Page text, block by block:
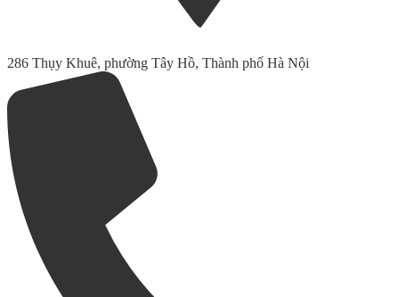
286 Thụy Khuê, phường Tây Hồ, Thành phố Hà Nội